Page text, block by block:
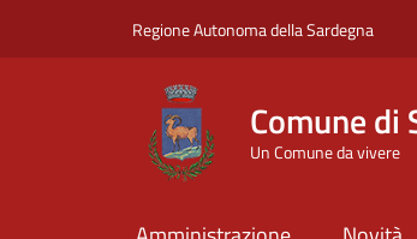
Regione Autonoma della Sardegna
Comune di
Un Comune da vivere